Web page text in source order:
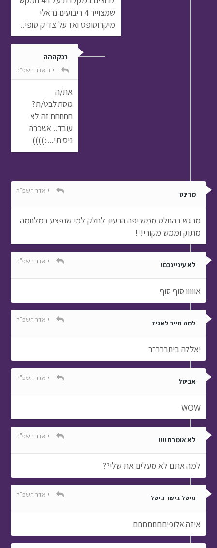
שמצוייר 4 ריבועים נראלי
מיקרוסופט ואז על צדיק סופי..
רבקההה
י"ח אדר תשפ"ה
את/ה
מסתלבט/ת?
חחחחח זה לא
עובד.. אשכרה
ניסיתי... :))))
מרינט י' אדר תשפ"ה
מרגש בהחלט ממש יפה הרעיון לחלק למי שנפצע במלחמה
מתוק וממש מקורי!!!
לא עיניינכם! י' אדר תשפ"ה
אווווו סוף סוף
למה חייב לאגיד י' אדר תשפ"ה
יאללה ביתררררר
אביטל י' אדר תשפ"ה
WOW
לא אומרת !!!! י' אדר תשפ"ה
למה אתם לא מעלים את שלי??
פישל בישר כישל י' אדר תשפ"ה
איזה אלופיםםםםםםם